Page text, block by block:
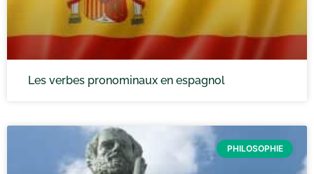
Les verbes pronominaux en espagnol
PHILOSOPHIE